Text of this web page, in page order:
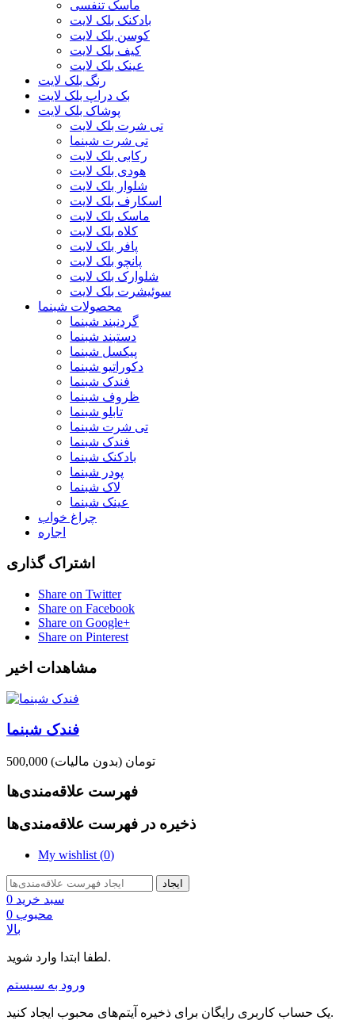
ماسک تنفسی
بادکنک بلک لایت
کوسن بلک لایت
کیف بلک لایت
عینک بلک لایت
رنگ بلک لایت
بک دراپ بلک لایت
پوشاک بلک لایت
تی شرت بلک لایت
تی شرت شبنما
رکابی بلک لایت
هودی بلک لایت
شلوار بلک لایت
اسکارف بلک لایت
ماسک بلک لایت
کلاه بلک لایت
پافر بلک لایت
پانچو بلک لایت
شلوارک بلک لایت
سوئیشرت بلک لایت
محصولات شبنما
گردنبند شبنما
دستبند شبنما
پیکسل شبنما
دکوراتیو شبنما
فندک شبنما
ظروف شبنما
تابلو شبنما
تی شرت شبنما
فندک شبنما
بادکنک شبنما
پودر شبنما
لاک شبنما
عینک شبنما
چراغ خواب
اجاره
اشتراک گذاری
Share on Twitter
Share on Facebook
Share on Google+
Share on Pinterest
مشاهدات اخیر
فندک شبنما
500,000 تومان (بدون مالیات)
فهرست علاقه‌مندی‌ها
ذخیره در فهرست علاقه‌مندی‌ها
My wishlist (0)
ایجاد
سبد خرید 0
محبوب 0
بالا
لطفا ابتدا وارد شوید.
ورود به سیستم
یک حساب کاربری رایگان برای ذخیره آیتم‌های محبوب ایجاد کنید.